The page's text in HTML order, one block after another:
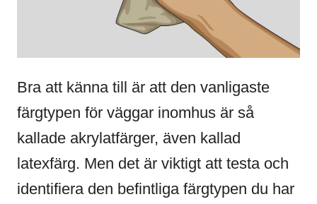
Bra att känna till är att den vanligaste
färgtypen för väggar inomhus är så
kallade akrylatfärger, även kallad
latexfärg. Men det är viktigt att testa och
identifiera den befintliga färgtypen du har